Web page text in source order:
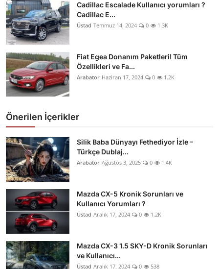
Cadillac Escalade Kullanıcı yorumları ?
Cadillac E...
Üstad Temmuz 14, 2024 0 1.3K
Fiat Egea Donanım Paketleri! Tüm
Özellikleri ve Fa...
Arabator Haziran 17, 2024 0 1.2K
Önerilen İçerikler
Silik Baba Dünyayı Fethediyor İzle –
Türkçe Dublaj...
Arabator Ağustos 3, 2025 0 1.4K
Mazda CX-5 Kronik Sorunları ve
Kullanıcı Yorumları ?
Üstad Aralık 17, 2024 0 1.2K
Mazda CX-3 1.5 SKY-D Kronik Sorunları
ve Kullanıcı...
Üstad Aralık 17, 2024 0 538